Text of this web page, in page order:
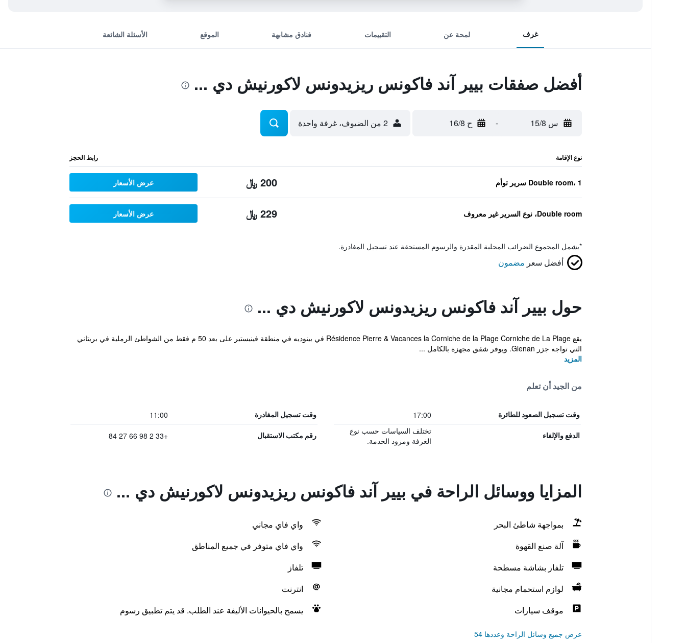
غرف لمحة عن التقييمات فنادق مشابهة الموقع الأسئلة الشائعة
أفضل صفقات بيير آند فاكونس ريزيدونس لاكورنيش دي ...
س 15/8 - ح 16/8 2 من الضيوف، غرفة واحدة
نوع الإقامة رابط الحجز
Double room، 1 سرير توأم 200 ﷼ عرض الأسعار
Double room، نوع السرير غير معروف 229 ﷼ عرض الأسعار
*يشمل المجموع الضرائب المحلية المقدرة والرسوم المستحقة عند تسجيل المغادرة.
أفضل سعر مضمون
حول بيير آند فاكونس ريزيدونس لاكورنيش دي ...
يقع Résidence Pierre & Vacances la Corniche de la Plage Corniche de La Plage في بينوديه في منطقة فينيستير على بعد 50 م فقط من الشواطئ الرملية في بريتاني
التي تواجه جزر Glenan. ويوفر شقق مجهزة بالكامل ...
المزيد
من الجيد أن تعلم
وقت تسجيل الصعود للطائرة 17:00 وقت تسجيل المغادرة 11:00
الدفع والإلغاء
تختلف السياسات حسب نوع
الغرفة ومزود الخدمة.
رقم مكتب الاستقبال +33 2 98 66 27 84
المزايا ووسائل الراحة في بيير آند فاكونس ريزيدونس لاكورنيش دي ...
بمواجهة شاطئ البحر
واي فاي مجاني
آلة صنع القهوة
واي فاي متوفر في جميع المناطق
تلفاز بشاشة مسطحة
تلفاز
لوازم استحمام مجانية
انترنت
موقف سيارات
يسمح بالحيوانات الأليفة عند الطلب. قد يتم تطبيق رسوم
عرض جميع وسائل الراحة وعددها 54